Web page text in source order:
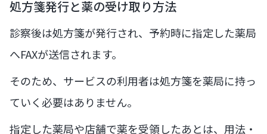
処方箋発行と薬の受け取り方法
診察後は処方箋が発行され、予約時に指定した薬局
へFAXが送信されます。
そのため、サービスの利用者は処方箋を薬局に持っ
ていく必要はありません。
指定した薬局や店舗で薬を受領したあとは、用法・